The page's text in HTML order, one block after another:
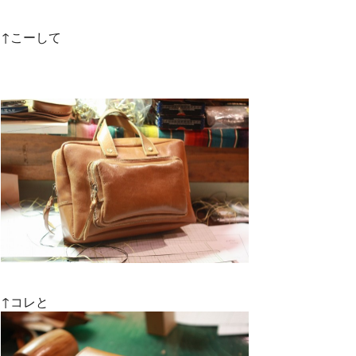
↑こーして
↑コレと